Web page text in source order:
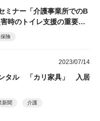
ミナー「介護事業所でのB
時のトイレ支援の重要
聞主催 後日視聴できるア
険
2023/07/14
タル 「カリ家具」 入居
新聞 介護